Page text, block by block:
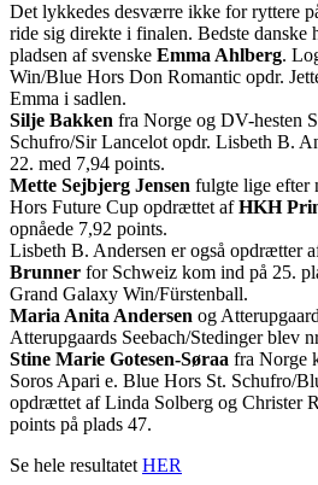
Det lykkedes desværre ikke for ryttere
ride sig direkte i finalen. Bedste danske
pladsen af svenske Emma Ahlberg.
Win/Blue Hors Don Romantic opdr.
Emma i sadlen.
Silje Bakken fra Norge og DV-hesten
Schufro/Sir Lancelot opdr. Lisbeth B.
22. med 7,94 points.
Mette Sejbjerg Jensen fulgte lige efter
Hors Future Cup opdrættet afHKH
opnåede 7,92 points.
Lisbeth B. Andersen er også opdrætter
Brunner for Schweiz kom ind på 25.
Grand Galaxy Win/Fürstenball.
Maria Anita Andersen og
Atterupgaards Seebach/Stedinger blev
Stine Marie Gotesen-Søraa fra Norge
Soros Apari e. Blue Hors St. Schufro/
opdrættet af Linda Solberg og Christer
points på plads 47.
Se hele resultatetHER